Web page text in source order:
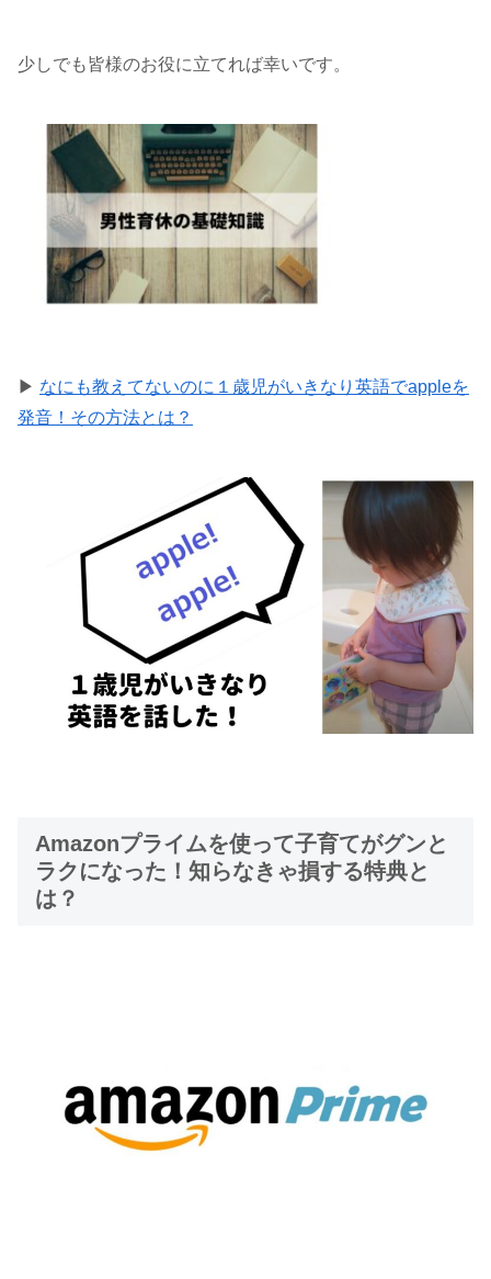
少しでも皆様のお役に立てれば幸いです。
▶ なにも教えてないのに１歳児がいきなり英語でappleを
発音！その方法とは？
Amazonプライムを使って子育てがグンと
ラクになった！知らなきゃ損する特典と
は？